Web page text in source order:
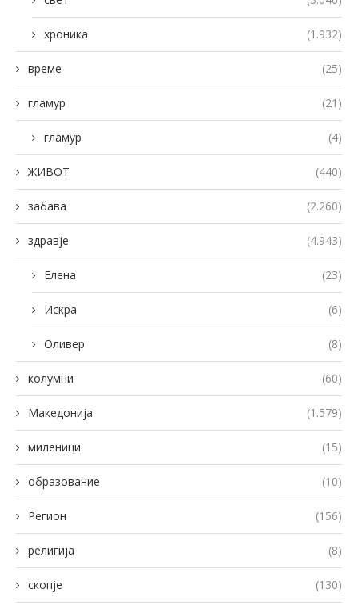
хроника (1.932)
време (25)
гламур (21)
гламур (4)
ЖИВОТ (440)
забава (2.260)
здравје (4.943)
Елена (23)
Искра (6)
Оливер (8)
колумни (60)
Македонија (1.579)
миленици (15)
образование (10)
Регион (156)
религија (8)
скопје (130)